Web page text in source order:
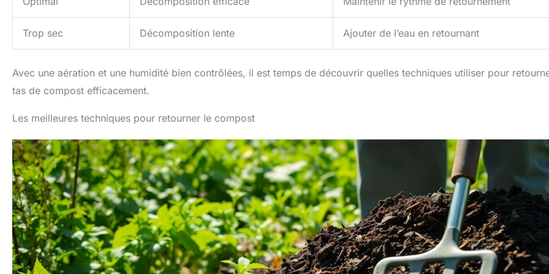
Trop sec Décomposition lente Ajouter de l’eau en retournant
Avec une aération et une humidité bien contrôlées, il est temps de découvrir quelles techniques utiliser pour
tas de compost efficacement.
Les meilleures techniques pour retourner le compost